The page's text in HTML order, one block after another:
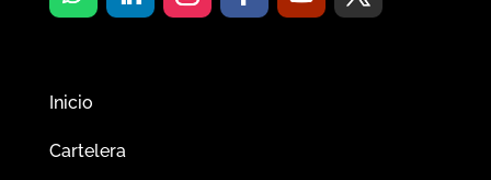
Inicio
Cartelera